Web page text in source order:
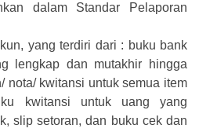
dalam Standar Pelaporan
yang terdiri dari : buku bank
lengkap dan mutakhir hingga
nota/ kwitansi untuk semua item
kwitansi untuk uang yang
slip setoran, dan buku cek dan